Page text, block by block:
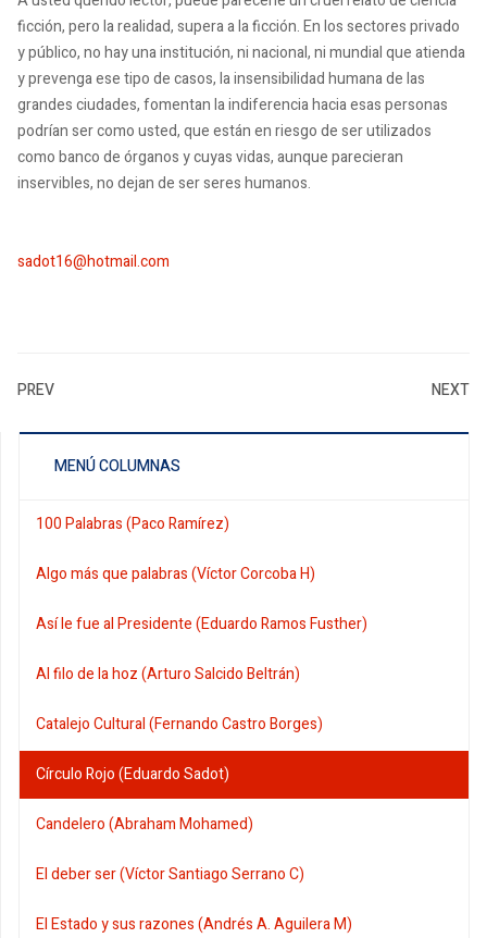
ficción, pero la realidad, supera a la ficción. En los sectores privado
y público, no hay una institución, ni nacional, ni mundial que atienda
y prevenga ese tipo de casos, la insensibilidad humana de las
grandes ciudades, fomentan la indiferencia hacia esas personas
podrían ser como usted, que están en riesgo de ser utilizados
como banco de órganos y cuyas vidas, aunque parecieran
inservibles, no dejan de ser seres humanos.
sadot16@hotmail.com
PREV NEXT
MENÚ COLUMNAS
100 Palabras (Paco Ramírez)
Algo más que palabras (Víctor Corcoba H)
Así le fue al Presidente (Eduardo Ramos Fusther)
Al filo de la hoz (Arturo Salcido Beltrán)
Catalejo Cultural (Fernando Castro Borges)
Círculo Rojo (Eduardo Sadot)
Candelero (Abraham Mohamed)
El deber ser (Víctor Santiago Serrano C)
El Estado y sus razones (Andrés A. Aguilera M)